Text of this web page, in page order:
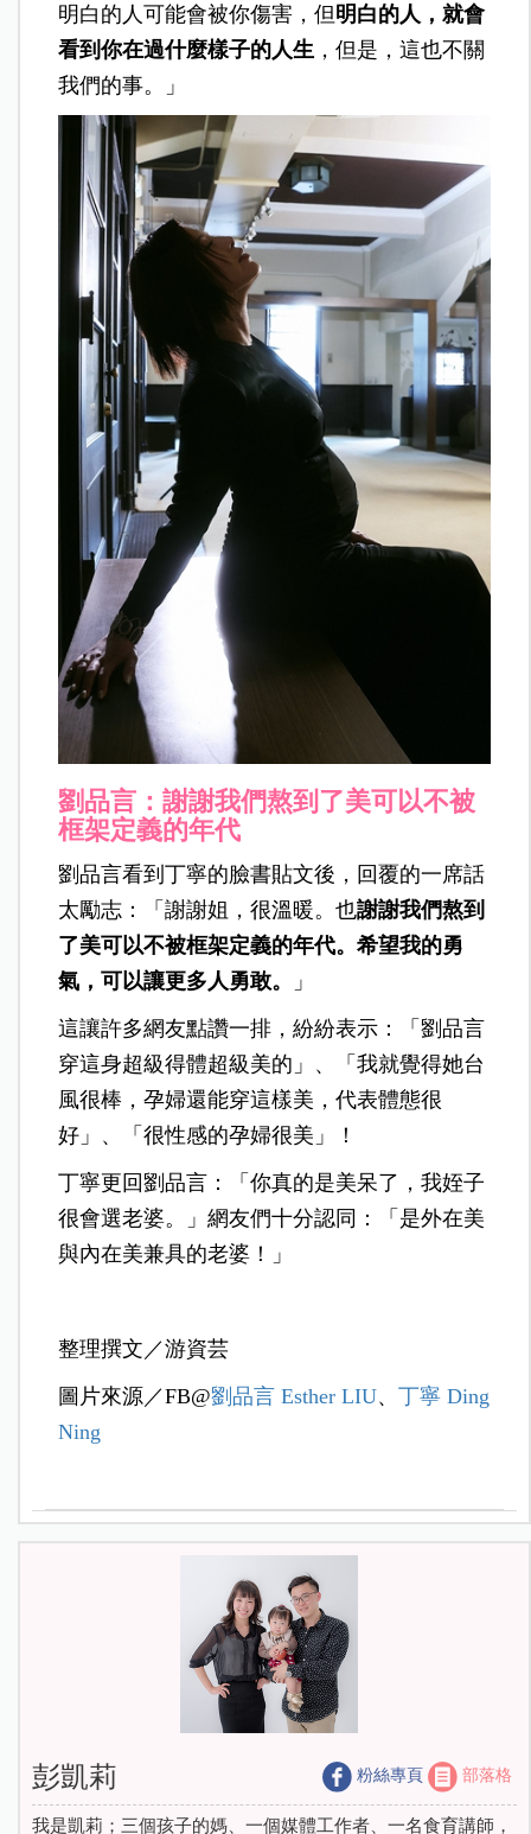
明白的人可能會被你傷害，但明白的人，就會
看到你在過什麼樣子的人生 ，但是，這也不關
我們的事。」
劉品言：謝謝我們熬到了美可以不被
框架定義的年代
劉品言看到丁寧的臉書貼文後，回覆的一席話
太勵志：「謝謝姐，很溫暖。也謝謝我們熬到
了美可以不被框架定義的年代。希望我的勇
氣，可以讓更多人勇敢。
」
這讓許多網友點讚一排，紛紛表示：「劉品言
穿這身超級得體超級美的」、「我就覺得她台
風很棒，孕婦還能穿這樣美，代表體態很
好」、「很性感的孕婦很美」！
丁寧更回劉品言：「你真的是美呆了，我姪子
很會選老婆。」網友們十分認同：「是外在美
與內在美兼具的老婆！」
整理撰文／游資芸
圖片來源／FB@劉品言 Esther LIU、丁寧 Ding
Ning
彭凱莉 粉絲專頁 部落格
我是凱莉；三個孩子的媽、一個媒體工作者、一名食育講師，